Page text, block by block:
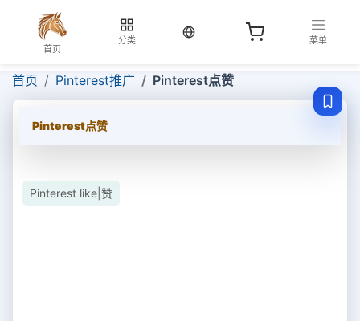
首页
分类
当前语言：中文
菜单
首页 Pinterest推广 Pinterest点赞
Pinterest点赞
Pinterest like|赞